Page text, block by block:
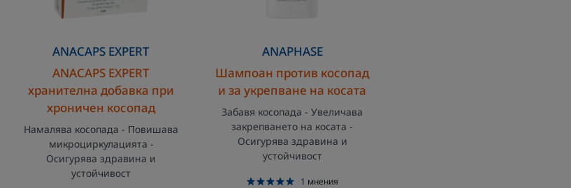
ANACAPS EXPERT
ANACAPS EXPERT
хранителна добавка при
хроничен косопад
Намалява косопада - Повишава
микроциркулацията -
Осигурява здравина и
устойчивост
косата
ANAPHASE
Шампоан против косопад
и за укрепване на косата
Забавя косопада - Увеличава
закрепването на косата -
Осигурява здравина и
устойчивост
1 мнения